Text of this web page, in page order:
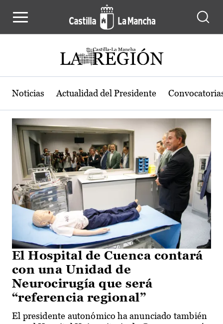
Actualidad de la región de Castilla-
Noticias Actualidad del Presidente
El Hospital de Cuenca contará
con una Unidad de
Neurocirugía que será
“referencia regional”
El presidente autonómico ha anunciado también